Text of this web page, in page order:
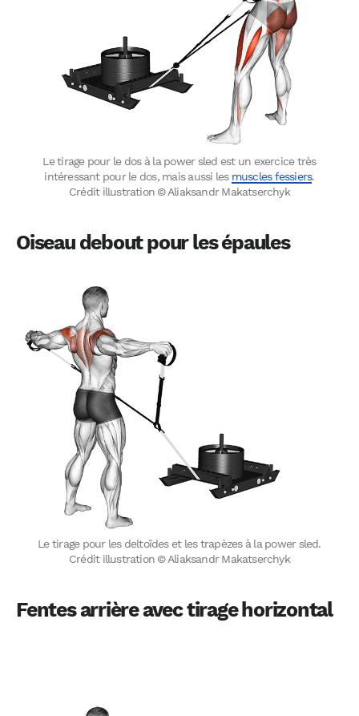
Le tirage pour le dos à la power sled est un exercice très
intéressant pour le dos, mais aussi les muscles fessiers.
Crédit illustration © Aliaksandr Makatserchyk
Oiseau debout pour les épaules
Le tirage pour les deltoïdes et les trapèzes à la power sled.
Crédit illustration © Aliaksandr Makatserchyk
Fentes arrière avec tirage horizontal